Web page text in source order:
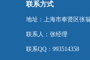
联系方式
地址：上海市奉贤区张
联系人：张经理
联系QQ：993514358